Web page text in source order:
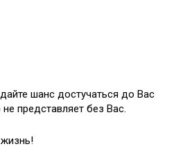
шанс достучаться до Вас
представляет без Вас.